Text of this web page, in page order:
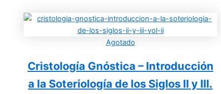
Agotado
Cristología Gnóstica – Introducción
a la Soteriología de los Siglos II y III.